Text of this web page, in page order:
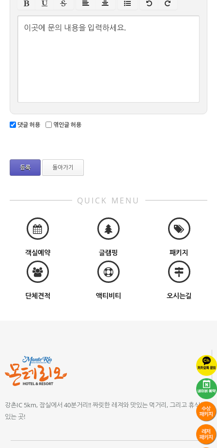
이곳에 문의 내용을 입력하세요.
댓글 허용 엮인글 허용
돌아가기
QUICK MENU
객실예약 글램핑 패키지
단체견적 액티비티 오시는길
강촌IC 5km, 잠실에서 40분거리!! 짜릿한 레져와 맛있는 먹거리, 그리고 휴식이
있는 곳!